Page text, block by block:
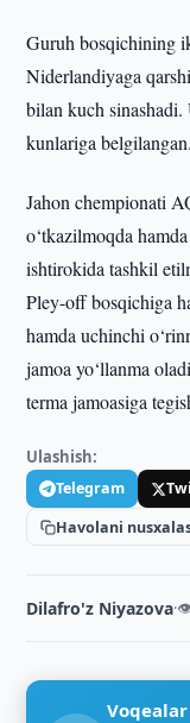
Guruh bosqichining
Niderlandiyaga
bilan kuch
kunlariga belgilangan.
Jahon chempionati
o‘tkazilmoqda
ishtirokida tashkil
Pley-off bosqichiga
hamda uchinchi
jamoa yo‘llanma
terma jamoasiga
Ulashish:
Telegram
Havolani
Dilafro'z Niyazova·